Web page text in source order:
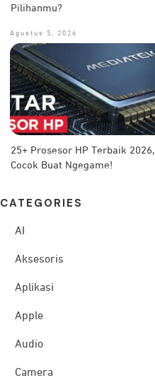
Pilihanmu?
Agustus 5, 2026
25+ Prosesor HP Terbaik 2026,
Cocok Buat Ngegame!
CATEG ORIES
AI
Aksesoris
Aplikasi
Apple
Audio
Camera